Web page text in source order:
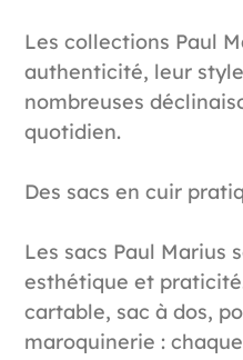
Les collections Paul
authenticité, leur
nombreuses
quotidien.
Des sacs en cuir
Les sacs Paul Marius
esthétique et
cartable, sac à dos,
maroquinerie :